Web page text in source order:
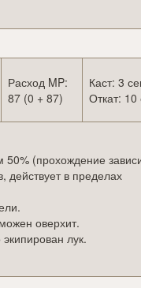
Расход MP:
87 (0 + 87)
Каст: 3
Откат: 10
(прохождение
действует в пределах
оверхит.
лук.